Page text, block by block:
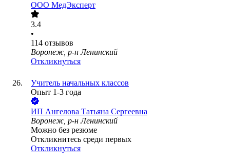
ООО МедЭксперт
3.4
•
114 отзывов
Воронеж, р-н Ленинский
Откликнуться
Учитель начальных классов
Опыт 1-3 года
ИП Ангелова Татьяна Сергеевна
Воронеж, р-н Ленинский
Можно без резюме
Откликнитесь среди первых
Откликнуться